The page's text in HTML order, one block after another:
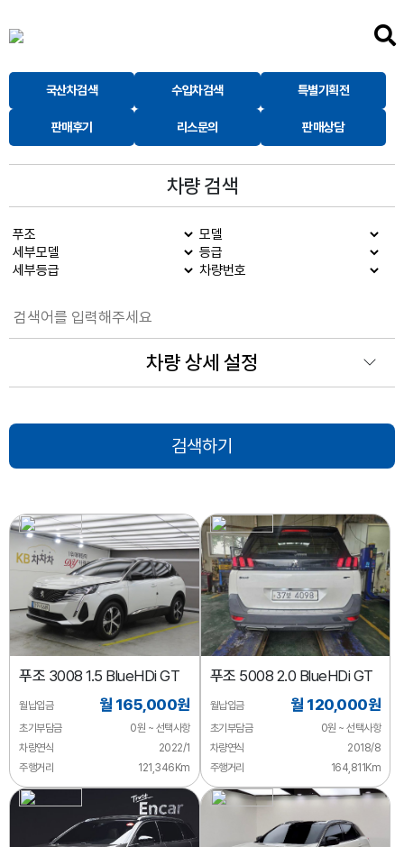
국산차검색 수입차검색 특별기획전
판매후기 리스문의 판매상담
차량 검색
차량 상세 설정
푸조 3008 1.5 BlueHDi GT
월납입금 월 165,000원
초기부담금
0원 ~ 선택사항
차량연식
2022/1
주행거리
121,346Km
푸조 5008 2.0 BlueHDi GT
월납입금 월 120,000원
초기부담금
0원 ~ 선택사항
차량연식
2018/8
주행거리
164,811Km